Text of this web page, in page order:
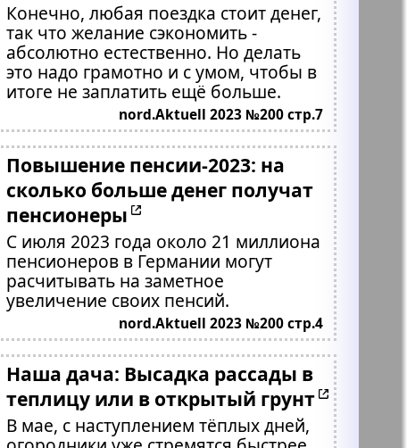
Конечно, любая поездка стоит денег,
так что желание сэкономить -
абсолютно естественно. Но делать
это надо грамотно и с умом, чтобы в
итоге не заплатить ещё больше.
nord.Aktuell 2023 №200 стр.7
Повышение пенсии-2023: на
сколько больше денег получат
пенсионеры
С июля 2023 года около 21 миллиона
пенсионеров в Германии могут
расчитывать на заметное
увеличение своих пенсий.
nord.Aktuell 2023 №200 стр.4
Наша дача: Высадка рассады в
теплицу или в открытый грунт
В мае, с наступлением тёплых дней,